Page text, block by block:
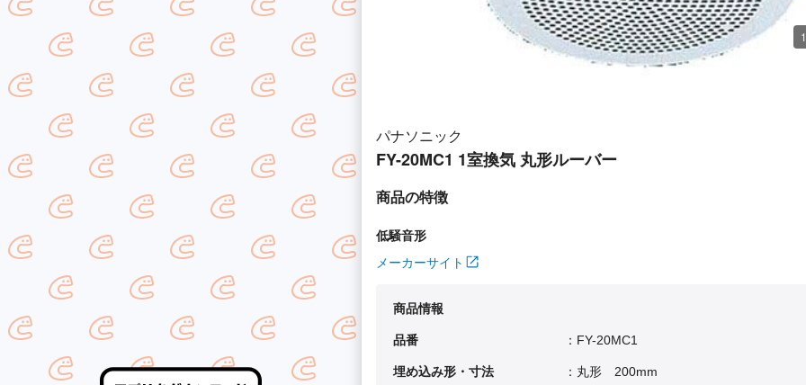
パナソニック
FY-20MC1 1室換気 丸形ルーバー
商品の特徴
低騒音形
メーカーサイト
商品情報
品番 ：FY-20MC1
埋め込み形・寸法 ：丸形 200mm